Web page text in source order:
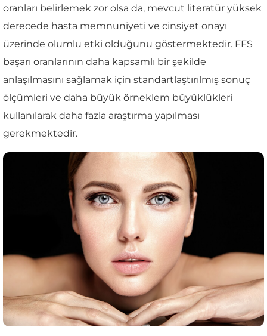
oranları belirlemek zor olsa da, mevcut literatür yüksek
derecede hasta memnuniyeti ve cinsiyet onayı
üzerinde olumlu etki olduğunu göstermektedir. FFS
başarı oranlarının daha kapsamlı bir şekilde
anlaşılmasını sağlamak için standartlaştırılmış sonuç
ölçümleri ve daha büyük örneklem büyüklükleri
kullanılarak daha fazla araştırma yapılması
gerekmektedir.